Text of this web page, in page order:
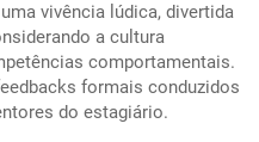
vivência lúdica, divertida
a cultura
comportamentais.
formais conduzidos
do estagiário.